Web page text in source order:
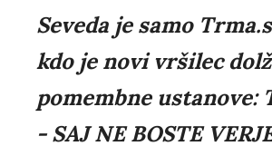
Seveda je samo
kdo je novi vršilec
pomembne ustanove:
- SAJ NE BOSTE